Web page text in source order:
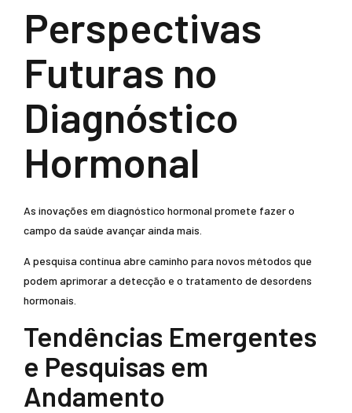
Perspectivas
Futuras no
Diagnóstico
Hormonal
As inovações em diagnóstico hormonal promete fazer o
campo da saúde avançar ainda mais.
A pesquisa contínua abre caminho para novos métodos que
podem aprimorar a detecção e o tratamento de desordens
hormonais.
Tendências Emergentes
e Pesquisas em
Andamento